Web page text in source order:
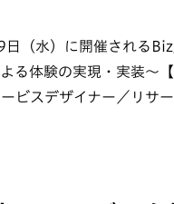
（水）に開催される
る体験の実現・実装～
ビスデザイナー／リサ